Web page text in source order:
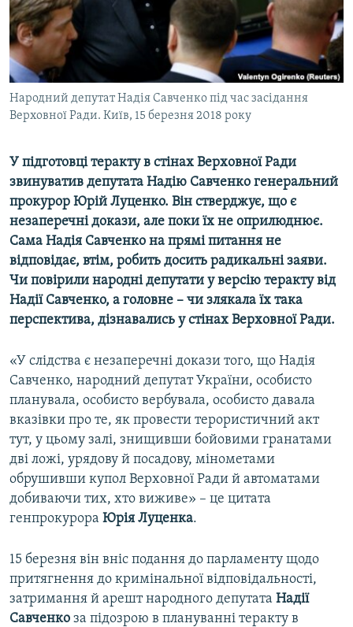
ВІДЕОУРОКИ «ELIFBE»
СВІДЧЕННЯ ОКУПАЦІЇ
УКРАЇНСЬКА ПРОБЛЕМА КРИМУ
ІНФОГРАФІКА
Русский
Qırımtatar
ДОЛУЧАЙСЯ!
Усі сайти RFE/RL
Народний депутат Надія Савченко під час засідання
Верховної Ради. Київ, 15 березня 2018 року
У підготовці теракту в стінах Верховної Ради
звинуватив депутата Надію Савченко генеральний
прокурор Юрій Луценко. Він стверджує, що є
незаперечні докази, але поки їх не оприлюднює.
Сама Надія Савченко на прямі питання не
відповідає, втім, робить досить радикальні заяви.
Чи повірили народні депутати у версію теракту від
Надії Савченко, а головне – чи злякала їх така
перспектива, дізнавались у стінах Верховної Ради.
«У слідства є незаперечні докази того, що Надія
Савченко, народний депутат України, особисто
планувала, особисто вербувала, особисто давала
вказівки про те, як провести терористичний акт
тут, у цьому залі, знищивши бойовими гранатами
дві ложі, урядову й посадову, мінометами
обрушивши купол Верховної Ради й автоматами
добиваючи тих, хто виживе» – це цитата
генпрокурора Юрія Луценка.
15 березня він вніс подання до парламенту щодо
притягнення до кримінальної відповідальності,
затримання й арешт народного депутата Надії
Савченко за підозрою в плануванні теракту в